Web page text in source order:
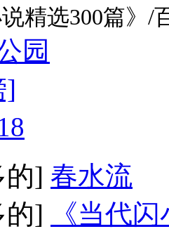
精选300篇》/
园
]
的] 春水流
的]
《当代